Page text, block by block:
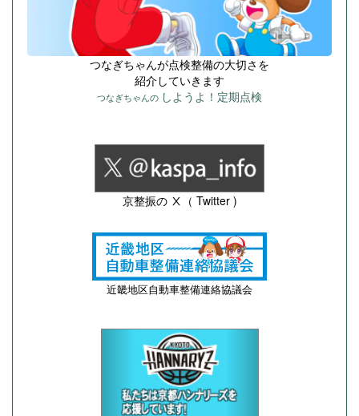
つなぎちゃんが点検整備の大切さを
紹介していきます
つなぎちゃんの しようよ！定期点検
京整振の Ⅹ（ Twitter )
近畿地区自動車整備連絡協議会